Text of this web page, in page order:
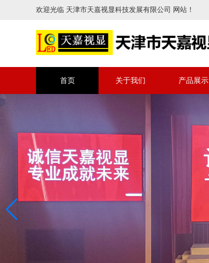
欢迎光临 天津市天嘉视显科技发展有限公司 网站！
首页 关于我们 产品展示